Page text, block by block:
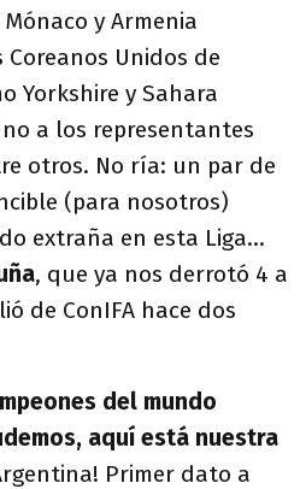
y Armenia
Unidos de
Yorkshire y Sahara
a los representantes
otros. No ría: un par de
(para nosotros)
extraña en esta Liga…
, que ya nos derrotó 4 a
de ConIFA hace dos
del mundo
aquí está nuestra
Primer dato a